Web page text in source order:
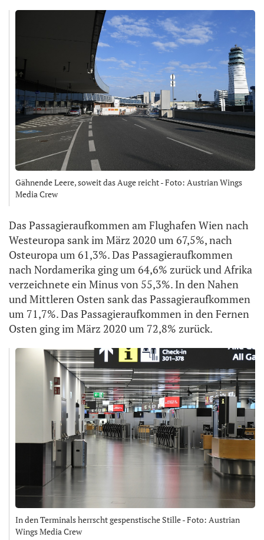
Gähnende Leere, soweit das Auge reicht - Foto: Austrian Wings
Media Crew
Das Passagieraufkommen am Flughafen Wien nach
Westeuropa sank im März 2020 um 67,5%, nach
Osteuropa um 61,3%. Das Passagieraufkommen
nach Nordamerika ging um 64,6% zurück und Afrika
verzeichnete ein Minus von 55,3%. In den Nahen
und Mittleren Osten sank das Passagieraufkommen
um 71,7%. Das Passagieraufkommen in den Fernen
Osten ging im März 2020 um 72,8% zurück.
In den Terminals herrscht gespenstische Stille - Foto: Austrian
Wings Media Crew